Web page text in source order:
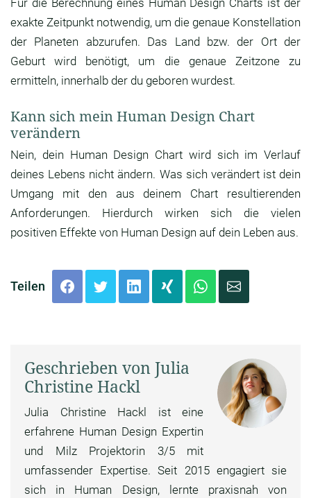
Für die Berechnung eines Human Design Charts ist der
exakte Zeitpunkt notwendig, um die genaue Konstellation
der Planeten abzurufen. Das Land bzw. der Ort der
Geburt wird benötigt, um die genaue Zeitzone zu
ermitteln, innerhalb der du geboren wurdest.
Kann sich mein Human Design Chart
verändern
Nein, dein Human Design Chart wird sich im Verlauf
deines Lebens nicht ändern. Was sich verändert ist dein
Umgang mit den aus deinem Chart resultierenden
Anforderungen. Hierdurch wirken sich die vielen
positiven Effekte von Human Design auf dein Leben aus.
Teilen
Geschrieben von Julia
Christine Hackl
Julia Christine Hackl ist eine
erfahrene Human Design Expertin
und Milz Projektorin 3/5 mit
umfassender Expertise. Seit 2015 engagiert sie
sich in Human Design, lernte praxisnah von